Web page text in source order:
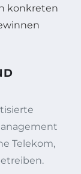
konkreten
Telekom,